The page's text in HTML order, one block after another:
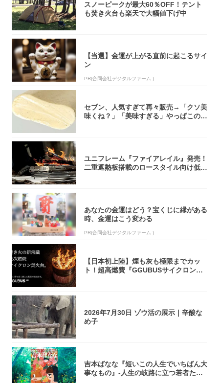
スノーピークが最大60％OFF！テント
も焚き火台も楽天で大幅値下げ中
【当選】金運が上がる直前に起こるサイ
ン
PR(合同会社デジタルファーム )
セブン、人気すぎて再々販売→「クソ美
味くね？」「美味すぎる」やっぱこのク
ユニフレーム『ファイアレイル』発売！
二重遮熱板搭載のロースタイル向け低型
あなたの金運はどう？宝くじに縁がある
時、金運はこう変わる
PR(合同会社デジタルファーム )
【日本初上陸】煙も灰も極限までカッ
ト！超高燃費『GGUBUSサイクロン焚
2026年7月30日 ゾウ活の展示｜辛酸な
め子
吉本ばなな『短いこの人生でいちばん大
事なもの』-人生の岐路に立つ若者たち